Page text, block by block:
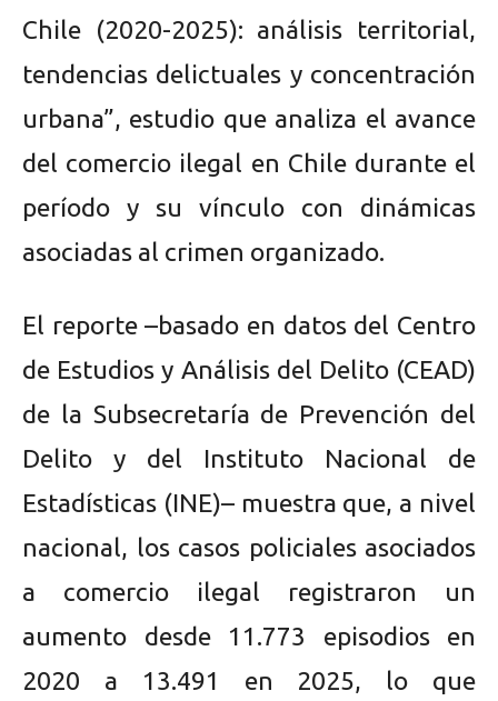
Chile (2020-2025): análisis territorial,
tendencias delictuales y concentración
urbana”, estudio que analiza el avance
del comercio ilegal en Chile durante el
período y su vínculo con dinámicas
asociadas al crimen organizado.
El reporte –basado en datos del Centro
de Estudios y Análisis del Delito (CEAD)
de la Subsecretaría de Prevención del
Delito y del Instituto Nacional de
Estadísticas (INE)– muestra que, a nivel
nacional, los casos policiales asociados
a comercio ilegal registraron un
aumento desde 11.773 episodios en
2020 a 13.491 en 2025, lo que